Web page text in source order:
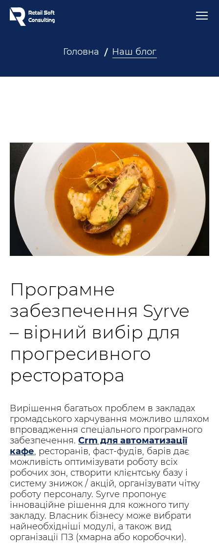
Головна Наш блог
Програмне
забезпечення Syrve
– вірний вибір для
прогресивного
ресторатора
Вирішення багатьох проблем в закладах
громадського харчування можливо шляхом
впровадження спеціального програмного
забезпечення. Crm для автоматизації
кафе, ресторанів, фаст-фудів, барів дає
можливість оптимізувати роботу всіх
робочих зон, створити клієнтську базу і
систему знижок / акцій, організувати чітку
роботу персоналу. Syrve пропонує
інноваційне рішення для кожного типу
закладу. Власник бізнесу може вибрати
найнеобхідніші модулі, а також вид
організації ПЗ (хмарна або коробочки).